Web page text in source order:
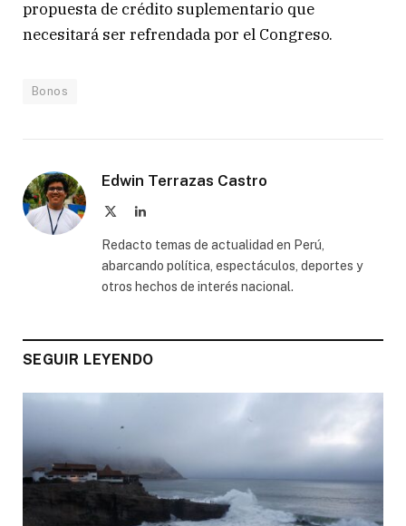
propuesta de crédito suplementario que
necesitará ser refrendada por el Congreso.
Bonos
Edwin Terrazas Castro
LinkedIn
Redacto temas de actualidad en Perú,
abarcando política, espectáculos, deportes y
otros hechos de interés nacional.
SEGUIR LEYENDO